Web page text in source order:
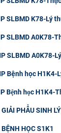
SLBMD K78-Lý
SLBMD A0K78-
SLBMD A0K78-
Bệnh học H1K4-
Bệnh học H1K4-
PHẪU SINH
HỌC S1K1